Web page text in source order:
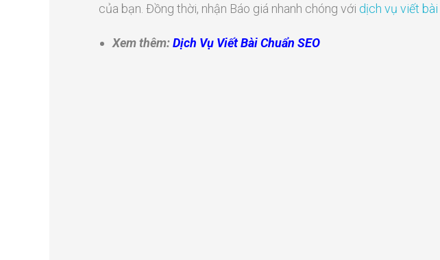
của bạn. Đồng thời, nhận Báo giá nhanh chóng với dịch vụ viết bài
Xem thêm:Dịch Vụ Viết Bài Chuẩn SEO